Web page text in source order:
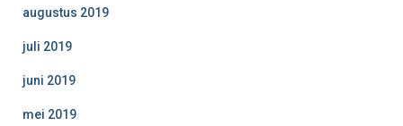
augustus 2019
juli 2019
juni 2019
mei 2019